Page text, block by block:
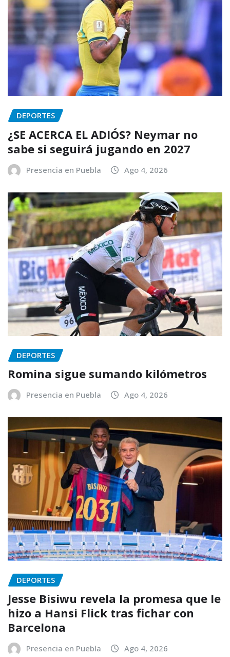
DEPORTES
¿SE ACERCA EL ADIÓS? Neymar no
sabe si seguirá jugando en 2027
Presencia en Puebla Ago 4, 2026
DEPORTES
Romina sigue sumando kilómetros
Presencia en Puebla Ago 4, 2026
DEPORTES
Jesse Bisiwu revela la promesa que le
hizo a Hansi Flick tras fichar con
Barcelona
Presencia en Puebla Ago 4, 2026